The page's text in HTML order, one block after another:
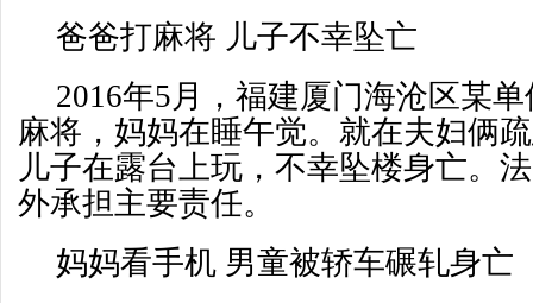
爸爸打麻将 儿子不幸坠亡
2016年5月，福建厦门海沧区某
麻将，妈妈在睡午觉。就在夫妇俩
儿子在露台上玩，不幸坠楼身亡。
外承担主要责任。
妈妈看手机 男童被轿车碾轧身亡